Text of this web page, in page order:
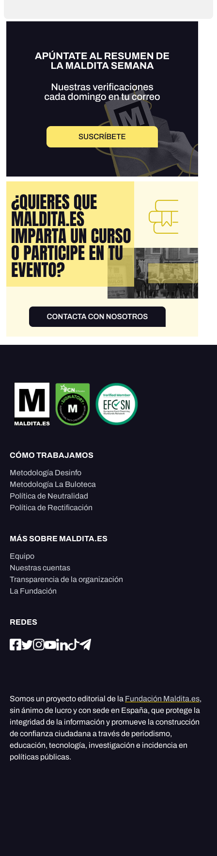
CÓMO TRABAJAMOS
Metodología Desinfo
Metodología La Buloteca
Política de Neutralidad
Política de Rectificación
MÁS SOBRE MALDITA.ES
Equipo
Nuestras cuentas
Transparencia de la organización
La Fundación
REDES
Somos un proyecto editorial de la Fundación Maldita.es,
sin ánimo de lucro y con sede en España, que protege la
integridad de la información y promueve la construcción
de confianza ciudadana a través de periodismo,
educación, tecnología, investigación e incidencia en
políticas públicas.